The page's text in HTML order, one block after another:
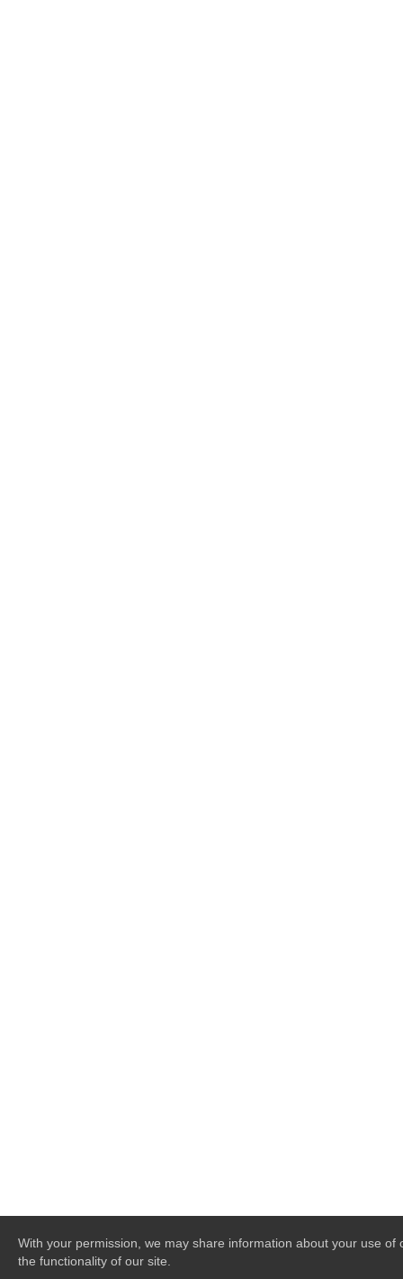
With your permission, we may share information about your use of
the functionality of our site.